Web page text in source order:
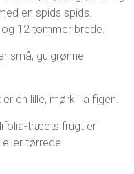
en spids spids.
12 tommer brede.
små, gulgrønne
en lille, mørklilla figen.
træets frugt er
eller tørrede.